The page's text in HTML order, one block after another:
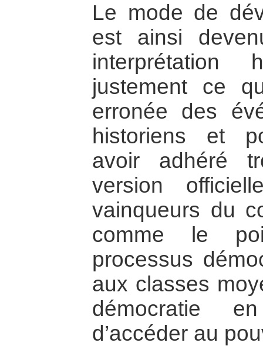
Le mode de
est ainsi
interprétation
justement ce
erronée des
historiens et
avoir adhéré
version
vainqueurs du
comme le
processus
aux classes
démocratie
d’accéder au